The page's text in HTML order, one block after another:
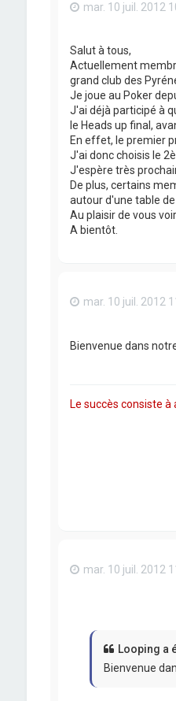
mar. 10 juil. 2012
Salut à tous,
Actuellement
grand club des
Je joue au Poker
J'ai déjà participé à
le Heads up final,
En effet, le premier
J'ai donc choisis le
J'espère très
De plus, certains
autour d'une table
Au plaisir de vous
A bientôt.
mar. 10 juil. 2012
Bienvenue dans
Le succès consiste
mar. 10 juil. 2012
Looping a
Bienvenue